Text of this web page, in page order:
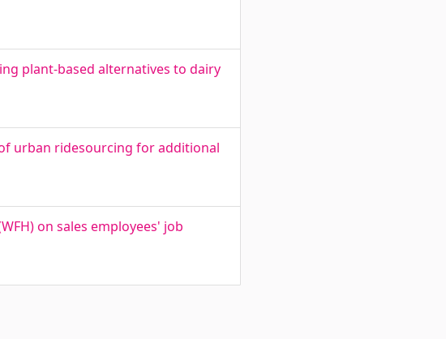
plant-based alternatives to dairy
urban ridesourcing for additional
on sales employees' job